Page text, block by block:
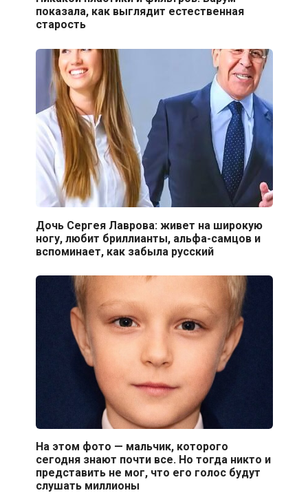
показала, как выглядит естественная
старость
Дочь Сергея Лаврова: живет на широкую
ногу, любит бриллианты, альфа-самцов и
вспоминает, как забыла русский
На этом фото — мальчик, которого
сегодня знают почти все. Но тогда никто и
представить не мог, что его голос будут
слушать миллионы